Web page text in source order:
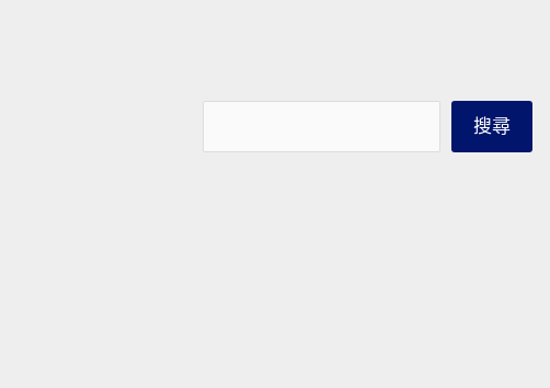
搜尋